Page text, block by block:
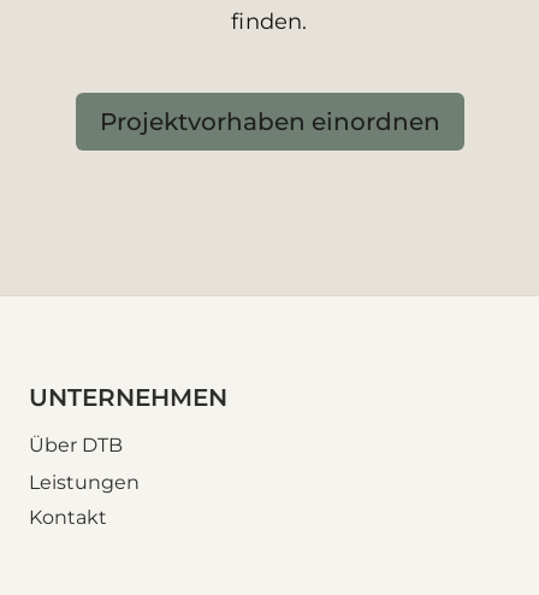
finden.
Projektvorhaben einordnen
UNTERNEHMEN
Über DTB
Leistungen
Kontakt